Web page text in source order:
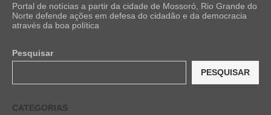
Portal de notícias a partir da cidade de Mossoró, Rio Grande do
Norte defende ações em defesa do cidadão e da democracia
através da boa política
Pesquisar
PESQUISAR
CATEGORIAS